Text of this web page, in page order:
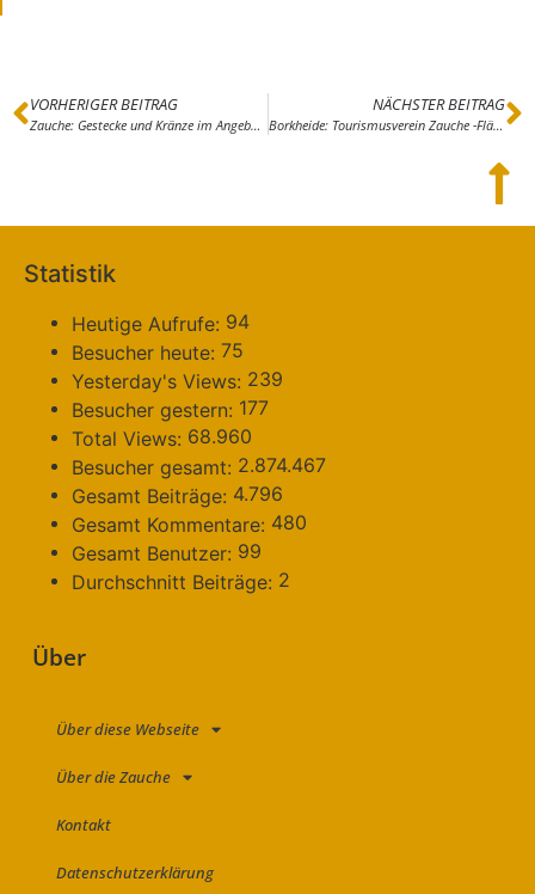
VORHERIGER BEITRAG
Zauche: Gestecke und Kränze im Angebot – Märkte und Gestecke für die Vorfreude am Voradventswochenende
NÄCHSTER BEITRAG
Borkheide: Tourismusverein Zauche -Fläming wächst – Vorstand im Amt bestätigt
Statistik
Heutige Aufrufe: 94
Besucher heute: 75
Yesterday's Views: 239
Besucher gestern: 177
Total Views: 68.960
Besucher gesamt: 2.874.467
Gesamt Beiträge: 4.796
Gesamt Kommentare: 480
Gesamt Benutzer: 99
Durchschnitt Beiträge: 2
Über
Über diese Webseite
Über die Zauche
Kontakt
Datenschutzerklärung